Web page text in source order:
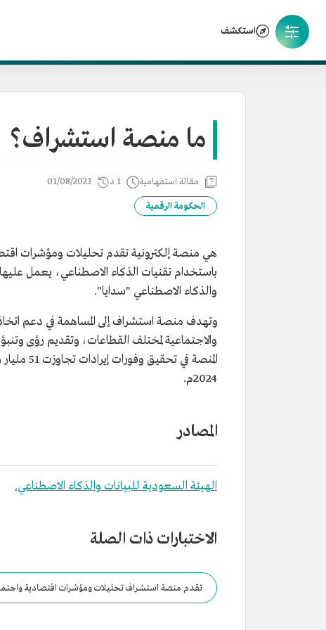
استكشف
ما منصة استشراف؟
مقالة استفهامية 1 د 01/08/2023
الحكومة الرقمية
هي منصة إلكترونية تقدم تحليلات ومؤشرات
باستخدام تقنيات الذكاء الاصطناعي، يعمل
والذكاء الاصطناعي "سدايا".
وتهدف منصة استشراف إلى المساهمة في دعم
2024م.
المصادر
الهيئة السعودية للبيانات والذكاء الاصطناعي.
الاختبارات ذات الصلة
تقدم منصة استشراف تحليلات ومؤشرات اقتصادية